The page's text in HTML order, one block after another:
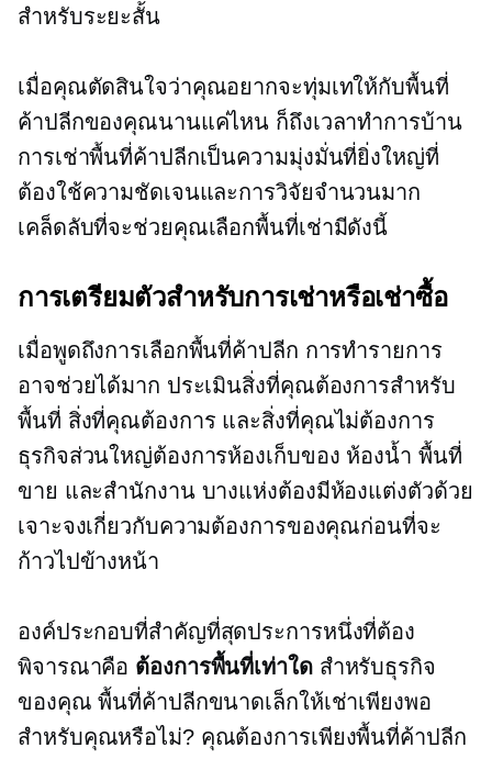
สำหรับระยะสั้น
เมื่อคุณตัดสินใจว่าคุณอยากจะทุ่มเทให้กับพื้นที่
ค้าปลีกของคุณนานแค่ไหน ก็ถึงเวลาทำการบ้าน
การเช่าพื้นที่ค้าปลีกเป็นความมุ่งมั่นที่ยิ่งใหญ่ที่
ต้องใช้ความชัดเจนและการวิจัยจำนวนมาก
เคล็ดลับที่จะช่วยคุณเลือกพื้นที่เช่ามีดังนี้
การเตรียมตัวสำหรับการเช่าหรือเช่าซื้อ
เมื่อพูดถึงการเลือกพื้นที่ค้าปลีก การทำรายการ
อาจช่วยได้มาก ประเมินสิ่งที่คุณต้องการสำหรับ
พื้นที่ สิ่งที่คุณต้องการ และสิ่งที่คุณไม่ต้องการ
ธุรกิจส่วนใหญ่ต้องการห้องเก็บของ ห้องน้ำ พื้นที่
ขาย และสำนักงาน บางแห่งต้องมีห้องแต่งตัวด้วย
เจาะจงเกี่ยวกับความต้องการของคุณก่อนที่จะ
ก้าวไปข้างหน้า
องค์ประกอบที่สำคัญที่สุดประการหนึ่งที่ต้อง
พิจารณาคือ ต้องการพื้นที่เท่าใดสำหรับธุรกิจ
ของคุณ พื้นที่ค้าปลีกขนาดเล็กให้เช่าเพียงพอ
สำหรับคุณหรือไม่? คุณต้องการเพียงพื้นที่ค้าปลีก